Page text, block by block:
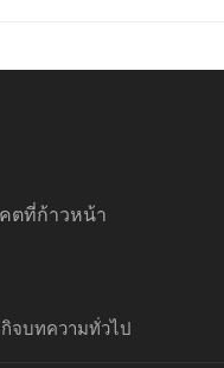
ตที่ก้าวหน้า
จบทความทั่วไป